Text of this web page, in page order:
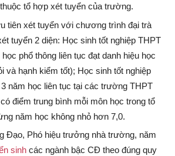
tổ hợp xét tuyển của trường.
tiên xét tuyển với chương trình đại trà
tuyển 2 diện: Học sinh tốt nghiệp THPT
phổ thông liên tục đạt danh hiệu học
và hạnh kiểm tốt); Học sinh tốt nghiệp
năm học liên tục tại các trường THPT
điểm trung bình mỗi môn học trong tổ
năm học không nhỏ hơn 7,0.
Đạo, Phó hiệu trưởng nhà trường, năm
sinh các ngành bậc CĐ theo đúng quy